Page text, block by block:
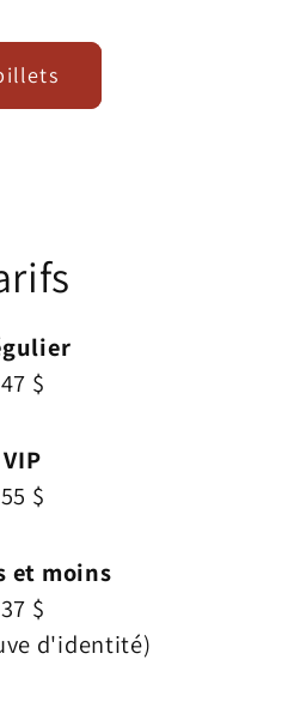
47 $
VIP
55 $
et moins
37 $
d'identité)